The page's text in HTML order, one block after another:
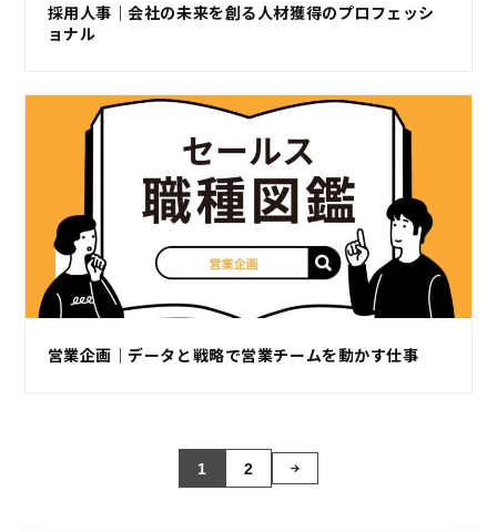
採用人事｜会社の未来を創る人材獲得のプロフェッシ
ョナル
営業企画｜データと戦略で営業チームを動かす仕事
1 2